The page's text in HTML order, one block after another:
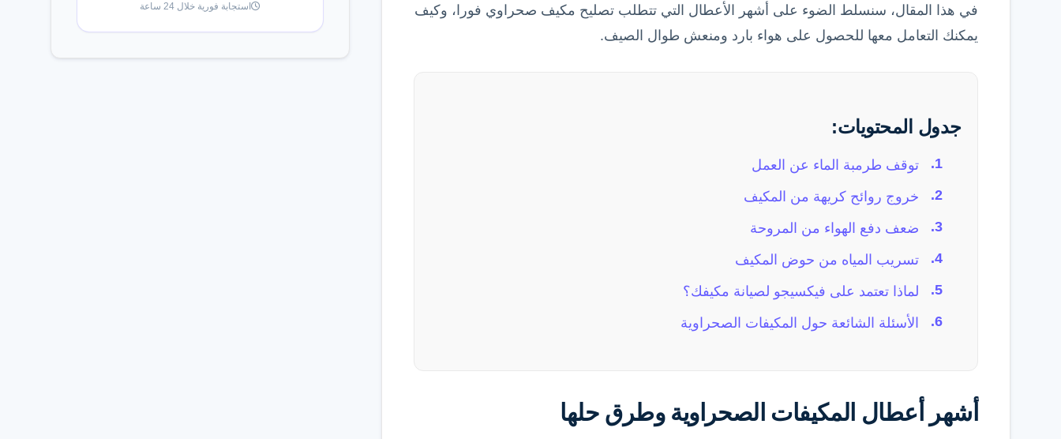
في هذا المقال، سنسلط الضوء على أشهر الأعطال التي تتطلب تصليح مكيف صحراوي فورا، وكيف
يمكنك التعامل معها للحصول على هواء بارد ومنعش طوال الصيف.
جدول المحتويات:
توقف طرمبة الماء عن العمل
خروج روائح كريهة من المكيف
ضعف دفع الهواء من المروحة
تسريب المياه من حوض المكيف
لماذا تعتمد على فيكسيجو لصيانة مكيفك؟
الأسئلة الشائعة حول المكيفات الصحراوية
أشهر أعطال المكيفات الصحراوية وطرق حلها
استجابة فورية خلال 24 ساعة